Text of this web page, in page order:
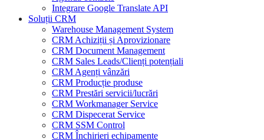
Integrare Google Translate API
Soluții CRM
Warehouse Management System
CRM Achiziții și Aprovizionare
CRM Document Management
CRM Sales Leads/Clienți potențiali
CRM Agenți vânzări
CRM Producție produse
CRM Prestări servicii/lucrări
CRM Workmanager Service
CRM Dispecerat Service
CRM SSM Control
CRM Închirieri echipamente